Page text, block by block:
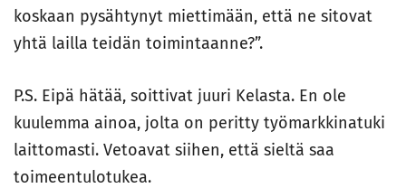
koskaan pysähtynyt miettimään, että ne sitovat
yhtä lailla teidän toimintaanne?”.
P.S. Eipä hätää, soittivat juuri Kelasta. En ole
kuulemma ainoa, jolta on peritty työmarkkinatuki
laittomasti. Vetoavat siihen, että sieltä saa
toimeentulotukea.